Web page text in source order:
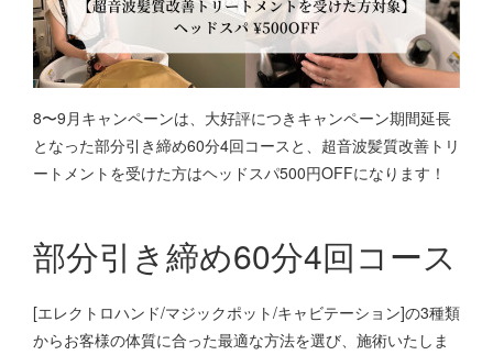
8〜9月キャンペーンは、大好評につきキャンペーン期間延長
となった部分引き締め60分4回コースと、超音波髪質改善トリ
ートメントを受けた方はヘッドスパ500円OFFになります！
部分引き締め60分4回コース
[エレクトロハンド/マジックポット/キャビテーション]の3種類
からお客様の体質に合った最適な方法を選び、施術いたしま